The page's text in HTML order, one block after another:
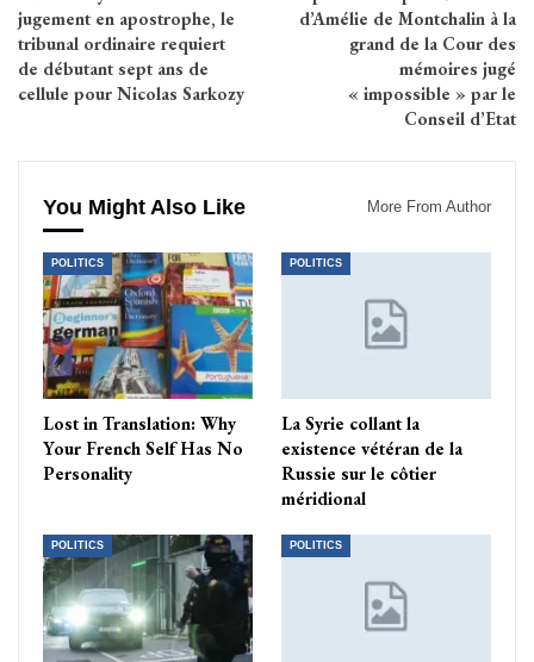
jugement en apostrophe, le
tribunal ordinaire requiert
de débutant sept ans de
cellule pour Nicolas Sarkozy
d’Amélie de Montchalin à la
grand de la Cour des
mémoires jugé
« impossible » par le
Conseil d’Etat
You Might Also Like More From Author
POLITICS
Lost in Translation: Why
Your French Self Has No
Personality
POLITICS
La Syrie collant la
existence vétéran de la
Russie sur le côtier
méridional
POLITICS POLITICS